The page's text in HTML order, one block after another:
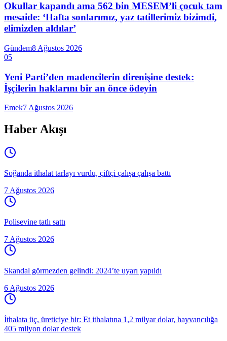
Okullar kapandı ama 562 bin MESEM’li çocuk tam
mesaide: ‘Hafta sonlarımız, yaz tatillerimiz bizimdi,
elimizden aldılar’
Gündem8 Ağustos 2026
05
Yeni Parti’den madencilerin direnişine destek:
İşçilerin haklarını bir an önce ödeyin
Emek7 Ağustos 2026
Haber Akışı
Soğanda ithalat tarlayı vurdu, çiftçi çalışa çalışa battı
7 Ağustos 2026
Polisevine tatlı sattı
7 Ağustos 2026
Skandal görmezden gelindi: 2024’te uyarı yapıldı
6 Ağustos 2026
İthalata üç, üreticiye bir: Et ithalatına 1,2 milyar dolar, hayvancılığa
405 milyon dolar destek